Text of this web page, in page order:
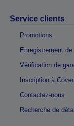
Service clients
Promotions
Enregistrement de
Vérification de
Inscription à
Contactez-nous
Recherche de